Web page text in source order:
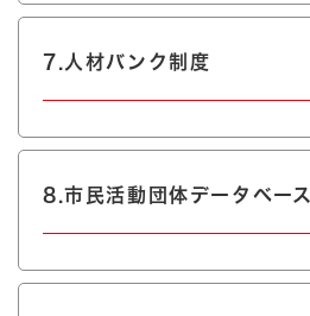
7.人材バンク制度
8.市民活動団体データベース